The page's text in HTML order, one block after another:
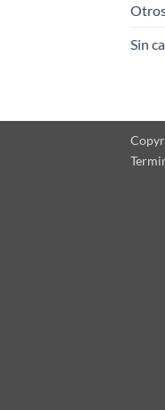
Sin